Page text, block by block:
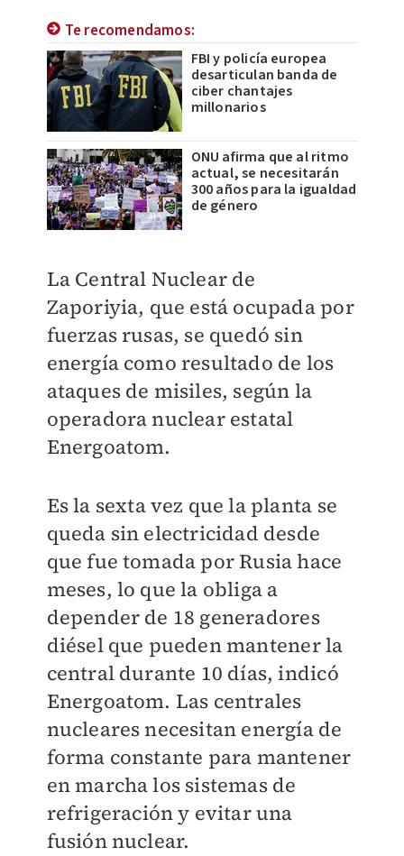
Te recomendamos:
FBI y policía europea
desarticulan banda de
ciber chantajes
millonarios
ONU afirma que al ritmo
actual, se necesitarán
300 años para la igualdad
de género
La Central Nuclear de
Zaporiyia, que está ocupada por
fuerzas rusas, se quedó sin
energía como resultado de los
ataques de misiles, según la
operadora nuclear estatal
Energoatom.
Es la sexta vez que la planta se
queda sin electricidad desde
que fue tomada por Rusia hace
meses, lo que la obliga a
depender de 18 generadores
diésel que pueden mantener la
central durante 10 días, indicó
Energoatom. Las centrales
nucleares necesitan energía de
forma constante para mantener
en marcha los sistemas de
refrigeración y evitar una
fusión nuclear.